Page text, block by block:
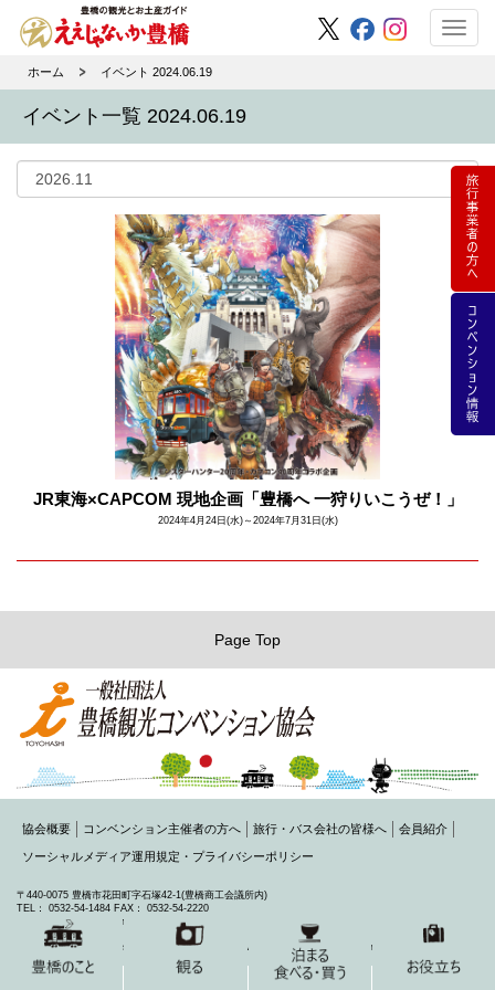
ホーム イベント 2024.06.19
イベント一覧 2024.06.19
JR東海×CAPCOM 現地企画「豊橋へ 一狩りいこうぜ！」
2024年4月24日(水)～2024年7月31日(水)
Page Top
協会概要 コンベンション主催者の方へ 旅行・バス会社の皆様へ 会員紹介
ソーシャルメディア運用規定・プライバシーポリシー
〒440-0075 豊橋市花田町字石塚42-1(豊橋商工会議所内)
TEL： 0532-54-1484 FAX： 0532-54-2220
MAIL： toyohashi@honokuni.or.jp
Copyright 2015 Toyohashi Visitors & Convention Association All Rights Reserved.